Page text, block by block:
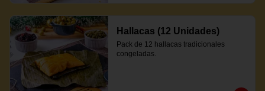
Hallacas (12 Unidades)
Pack de 12 hallacas tradicionales
congeladas.